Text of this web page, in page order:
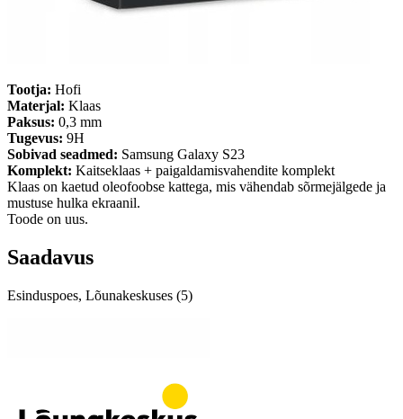
Tootja: Hofi
Materjal: Klaas
Paksus: 0,3 mm
Tugevus: 9H
Sobivad seadmed: Samsung Galaxy S23
Komplekt: Kaitseklaas + paigaldamisvahendite komplekt
Klaas on kaetud oleofoobse kattega, mis vähendab sõrmejälgede ja
mustuse hulka ekraanil.
Toode on uus.
Saadavus
Esinduspoes, Lõunakeskuses (5)